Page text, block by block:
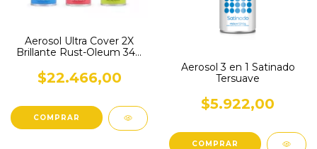
Aerosol Ultra Cover 2X
Brillante Rust-Oleum 340
$22.466,00
COMPRAR
Aerosol 3 en 1 Satinado
Tersuave
$5.922,00
COMPRAR